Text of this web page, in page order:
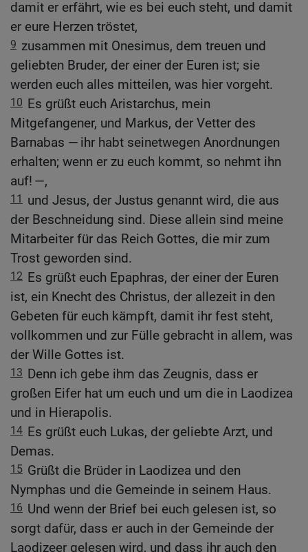
damit er erfährt, wie es bei euch steht, und damit
er eure Herzen tröstet,
9 zusammen mit Onesimus, dem treuen und
geliebten Bruder, der einer der Euren ist; sie
werden euch alles mitteilen, was hier vorgeht.
10 Es grüßt euch Aristarchus, mein
Mitgefangener, und Markus, der Vetter des
Barnabas — ihr habt seinetwegen Anordnungen
erhalten; wenn er zu euch kommt, so nehmt ihn
auf! —,
11
und Jesus, der Justus genannt wird, die aus
der Beschneidung sind. Diese allein sind meine
Mitarbeiter für das Reich Gottes, die mir zum
Trost geworden sind.
12 Es grüßt euch Epaphras, der einer der Euren
ist, ein Knecht des Christus, der allezeit in den
Gebeten für euch kämpft, damit ihr fest steht,
vollkommen und zur Fülle gebracht in allem, was
der Wille Gottes ist.
13 Denn ich gebe ihm das Zeugnis, dass er
großen Eifer hat um euch und um die in Laodizea
und in Hierapolis.
14 Es grüßt euch Lukas, der geliebte Arzt, und
Demas.
15 Grüßt die Brüder in Laodizea und den
Nymphas und die Gemeinde in seinem Haus.
16 Und wenn der Brief bei euch gelesen ist, so
sorgt dafür, dass er auch in der Gemeinde der
Laodizeer gelesen wird, und dass ihr auch den